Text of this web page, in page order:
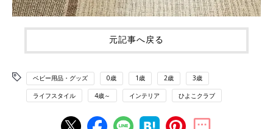
元記事へ戻る
ベビー用品・グッズ 0歳 1歳 2歳 3歳
ライフスタイル 4歳～ インテリア ひよこクラブ